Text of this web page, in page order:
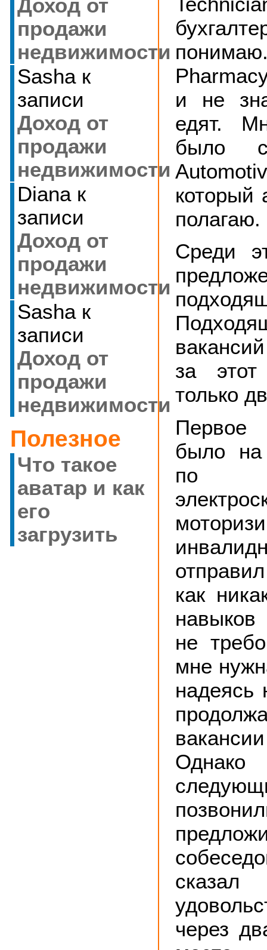
Доход от
продажи
недвижимости
Sashaк
записи
Доход от
продажи
недвижимости
Dianaк
записи
Доход от
продажи
недвижимости
Sashaк
записи
Доход от
продажи
недвижимости
Полезное
Что такое
аватар и как
его
загрузить
и не
едят.
было с
который
полагаю.
Среди
за
только
Первое
было на
по
как
навыков
не
мне
надеясь
сказал
через